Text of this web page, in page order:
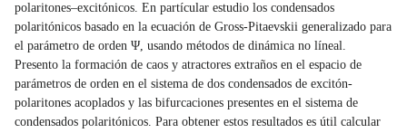
polaritones–excitónicos. En partícular estudio los condensados
polaritónicos basado en la ecuación de Gross-Pitaevskii generalizado para
el parámetro de orden Ψ, usando métodos de dinámica no líneal.
Presento la formación de caos y atractores extraños en el espacio de
parámetros de orden en el sistema de dos condensados de excitón-
polaritones acoplados y las bifurcaciones presentes en el sistema de
condensados polaritónicos. Para obtener estos resultados es útil calcular